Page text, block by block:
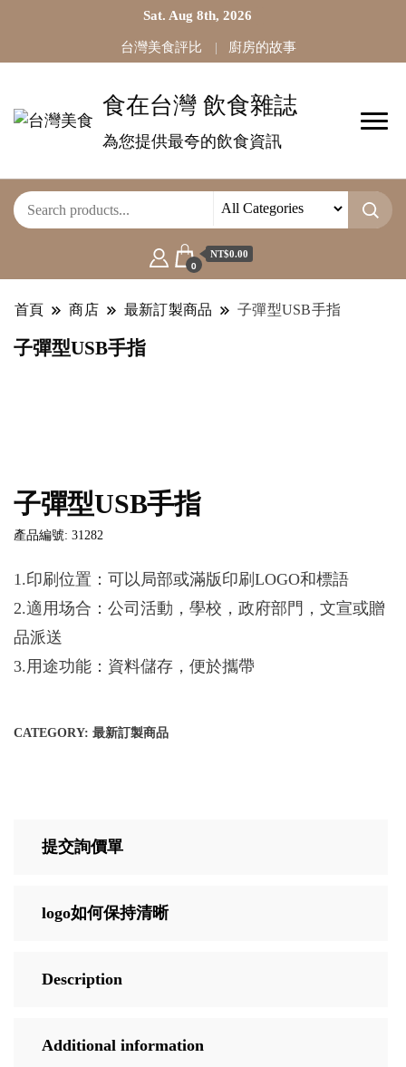
Sat. Aug 8th, 2026
台灣美食評比 廚房的故事
食在台灣 飲食雜誌
為您提供最夸的飲食資訊
0
NT$0.00
首頁 商店 最新訂製商品 子彈型USB手指
子彈型USB手指
子彈型USB手指
產品編號: 31282
1.印刷位置：可以局部或滿版印刷LOGO和標語
2.適用场合：公司活動，學校，政府部門，文宣或贈
品派送
3.用途功能：資料儲存，便於攜帶
CATEGORY: 最新訂製商品
提交詢價單
logo如何保持清晰
Description
Additional information